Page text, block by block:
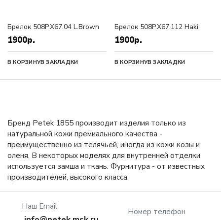
Брелок 508P.X67.04 L.Brown
1900р.
В КОРЗИНУВ ЗАКЛАДКИ
Брелок 508P.X67.112 Haki
1900р.
В КОРЗИНУВ ЗАКЛАДКИ
Наш Email
Номер телефон
Бренд Petek 1855 производит изделия только из
натуральной кожи премиального качества -
преимущественно из телячьей, иногда из кожи козы и
оленя. В некоторых моделях для внутренней отделки
используется замша и ткань. Фурнитура - от известных
производителей, высокого класса.